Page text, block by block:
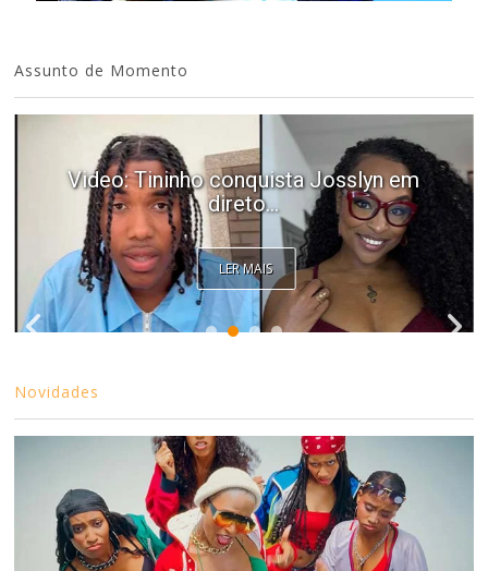
Assunto de Momento
Video: Tininho conquista Josslyn em
direto...
LER MAIS
Novidades